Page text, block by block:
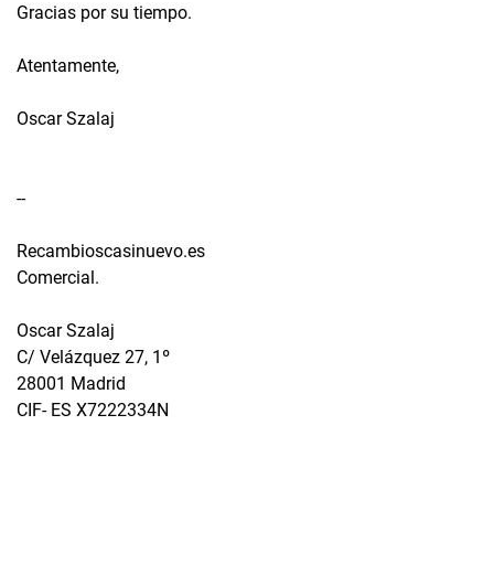
Gracias por su tiempo.
Atentamente,
Oscar Szalaj
--
Recambioscasinuevo.es
Comercial.
Oscar Szalaj
C/ Velázquez 27, 1º
28001 Madrid
CIF- ES X7222334N